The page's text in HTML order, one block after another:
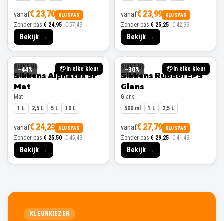
vanaf€ 23,70 KLUSPAS
Zonder pas € 24,95 € 57,49
Bekijk →
vanaf€ 23,99 KLUSPAS
Zonder pas € 25,25 € 42,99
Bekijk →
−44% In elke kleur
SIKKENS
Sikkens Alphatex SF
Mat
Mat
1 L
2,5 L 5 L 10 L
vanaf€ 24,23 KLUSPAS
Zonder pas € 25,50 € 45,49
Bekijk →
−30% In elke kleur
SIKKENS
Sikkens Rubbol EPS
Glans
Glans
500 ml
1 L 2,5 L
vanaf€ 27,79 KLUSPAS
Zonder pas € 29,25 € 41,49
Bekijk →
KLEURKIEZER